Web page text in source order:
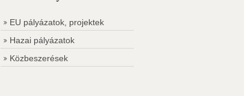
EU pályázatok, projektek
Hazai pályázatok
Közbeszerések